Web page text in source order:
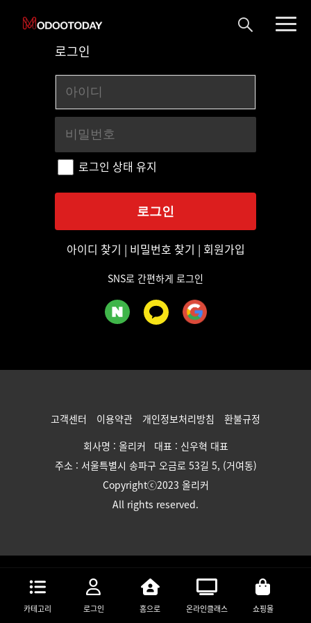
카테고리 로그인 홈으로 온라인클래스 쇼핑몰
로그인
로그인 상태 유지
아이디 찾기 | 비밀번호 찾기 | 회원가입
SNS로 간편하게 로그인
고객센터 이용약관 개인정보처리방침
환불규정
회사명 : 올리커 대표 : 신우혁 대표
주소 : 서울특별시 송파구 오금로 53길 5, (거여동)
Copyrightⓒ2023 올리커
All rights reserved.